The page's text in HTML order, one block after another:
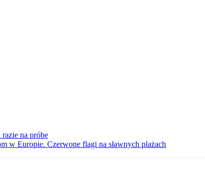
na próbę
w Europie. Czerwone flagi na sławnych plażach